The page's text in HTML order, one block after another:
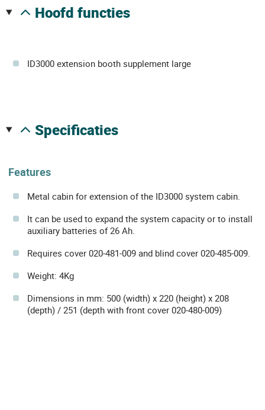
hoofd functies
ID3000 extension booth supplement large
specificaties
Features
Metal cabin for extension of the ID3000 system cabin.
It can be used to expand the system capacity or to install
auxiliary batteries of 26 Ah.
Requires cover 020-481-009 and blind cover 020-485-009.
Weight: 4Kg
Dimensions in mm: 500 (width) x 220 (height) x 208
(depth) / 251 (depth with front cover 020-480-009)